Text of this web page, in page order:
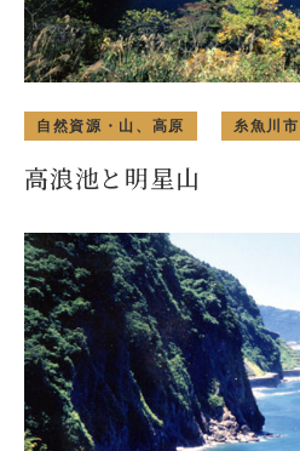
自然資源・山、高原 糸魚川市
高浪池と明星山